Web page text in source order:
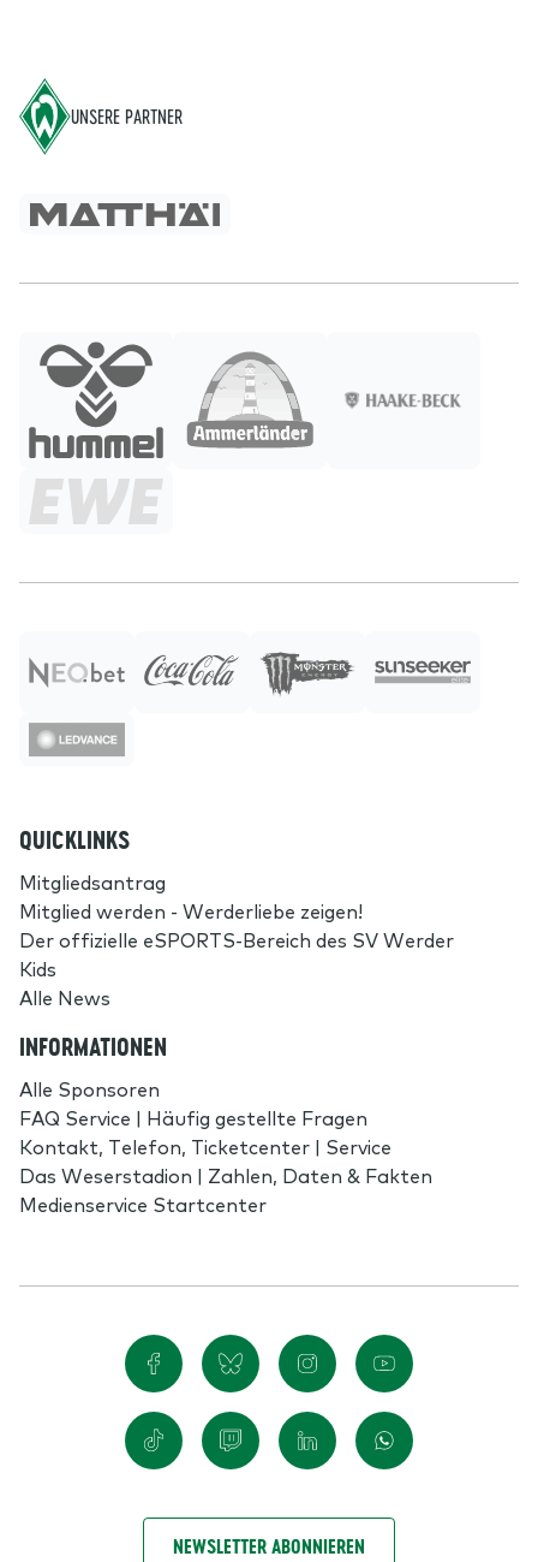
UNSERE PARTNER
QUICKLINKS
Mitgliedsantrag
Mitglied werden - Werderliebe zeigen!
Der offizielle eSPORTS-Bereich des SV Werder
Kids
Alle News
INFORMATIONEN
Alle Sponsoren
FAQ Service | Häufig gestellte Fragen
Kontakt, Telefon, Ticketcenter | Service
Das Weserstadion | Zahlen, Daten & Fakten
Medienservice Startcenter
NEWSLETTER ABONNIEREN